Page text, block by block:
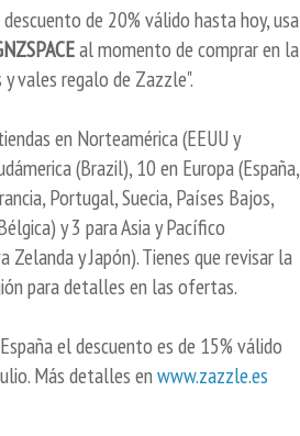
de 20% válido hasta hoy, usa
al momento de comprar en la
y vales regalo de Zazzle".
en Norteamérica (EEUU y
(Brazil), 10 en Europa (España,
Portugal, Suecia, Países Bajos,
y 3 para Asia y Pacífico
Zelanda y Japón). Tienes que revisar la
para detalles en las ofertas.
el descuento es de 15% válido
Más detalles en www.zazzle.es